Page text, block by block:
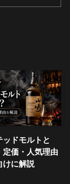
ッドモルトと
定価・人気理由
けに解説